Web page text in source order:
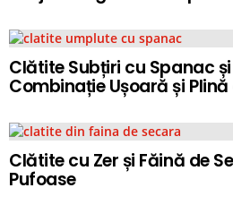
Clătite Subțiri cu Spanac
Combinație Ușoară și
Clătite cu Zer și Făină de
Pufoase